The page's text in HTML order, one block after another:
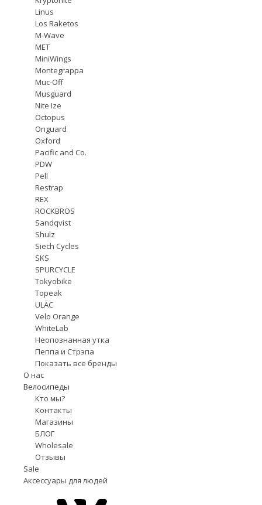
Linus
Los Raketos
M-Wave
MET
MiniWings
Montegrappa
Muc-Off
Musguard
Nite Ize
Octopus
Onguard
Oxford
Pacific and Co.
PDW
Pell
Restrap
REX
ROCKBROS
Sandqvist
Shulz
Siech Cycles
SKS
SPURCYCLE
Tokyobike
Topeak
ULÄC
Velo Orange
WhiteLab
Неопознанная утка
Пеппа и Стрэпа
Показать все бренды
О нас
Велосипеды
Кто мы?
Контакты
Магазины
БЛОГ
Wholesale
Отзывы
Sale
Аксессуары для людей